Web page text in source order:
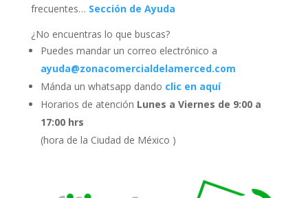
frecuentes… Sección de Ayuda
¿No encuentras lo que buscas?
Puedes mandar un correo electrónico a
ayuda@zonacomercialdelamerced.com
Mánda un whatsapp dando clic en aquí
Horarios de atención Lunes a Viernes de 9:00 a
17:00 hrs
(hora de la Ciudad de México )